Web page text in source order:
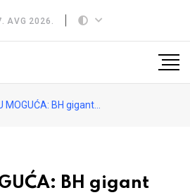
AVG 2026.
gigant otišao u stečaj, na njegovom mjestu više od 20 firmi
BH gigant